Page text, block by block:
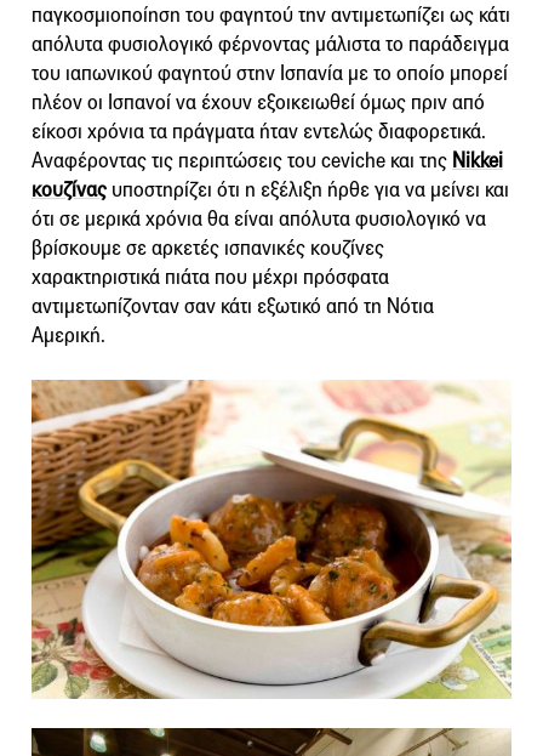
παγκοσμιοποίηση του φαγητού την αντιμετωπίζει ως κάτι
απόλυτα φυσιολογικό φέρνοντας μάλιστα το παράδειγμα
του ιαπωνικού φαγητού στην Ισπανία με το οποίο μπορεί
πλέον οι Ισπανοί να έχουν εξοικειωθεί όμως πριν από
είκοσι χρόνια τα πράγματα ήταν εντελώς διαφορετικά.
Αναφέροντας τις περιπτώσεις του ceviche και της Nikkei
κουζίνας υποστηρίζει ότι η εξέλιξη ήρθε για να μείνει και
ότι σε μερικά χρόνια θα είναι απόλυτα φυσιολογικό να
βρίσκουμε σε αρκετές ισπανικές κουζίνες
χαρακτηριστικά πιάτα που μέχρι πρόσφατα
αντιμετωπίζονταν σαν κάτι εξωτικό από τη Νότια
Αμερική.